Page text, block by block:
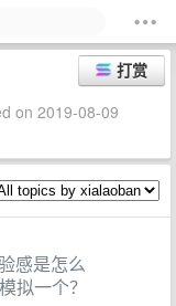
打赏
on 2019-08-09
感是怎么
拟一个？